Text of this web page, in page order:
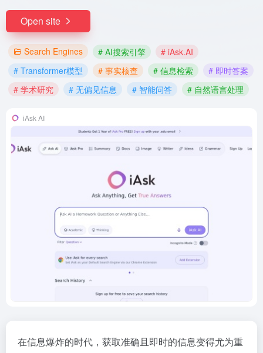
Open site
Search Engines # AI搜索引擎
# iAsk.AI
# Transformer模型
# 事实核查 # 信息检索
# 即时答案
# 学术研究
# 无偏见信息 # 智能问答 # 自然语言处理
iAsk AI
在信息爆炸的时代，获取准确且即时的信息变得尤为重